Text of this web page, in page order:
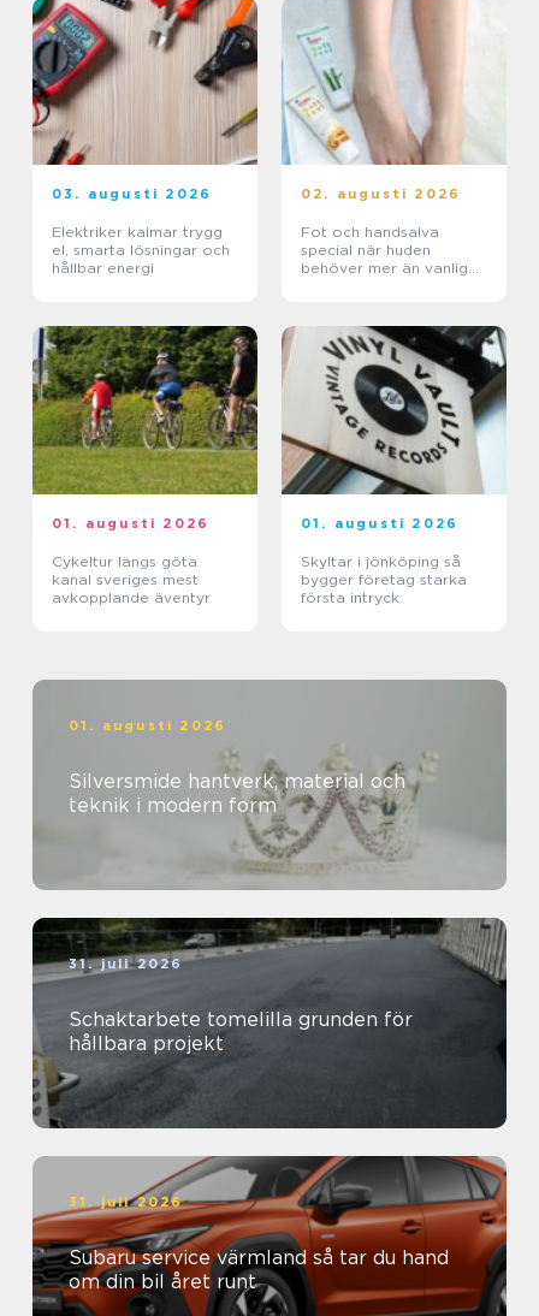
03. augusti 2026
Elektriker kalmar trygg
el, smarta lösningar och
hållbar energi
02. augusti 2026
Fot och handsalva
special när huden
behöver mer än vanlig
01. augusti 2026
Cykeltur längs göta
kanal sveriges mest
avkopplande äventyr
01. augusti 2026
Skyltar i jönköping så
bygger företag starka
första intryck
01. augusti 2026
Silversmide hantverk, material och
teknik i modern form
31. juli 2026
Schaktarbete tomelilla grunden för
hållbara projekt
31. juli 2026
Subaru service värmland så tar du hand
om din bil året runt